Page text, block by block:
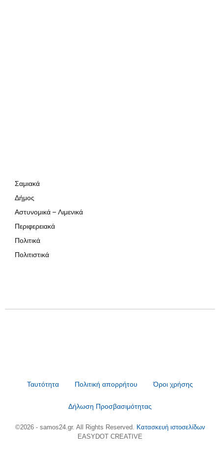
Σαμιακά
Δήμος
Αστυνομικά – Λιμενικά
Περιφερειακά
Πολιτικά
Πολιτιστικά
Ταυτότητα Πολιτική απορρήτου Όροι χρήσης
Δήλωση Προσβασιμότητας
©2026 - samos24.gr. All Rights Reserved. Κατασκευή ιστοσελίδων
EASYDOT CREATIVE